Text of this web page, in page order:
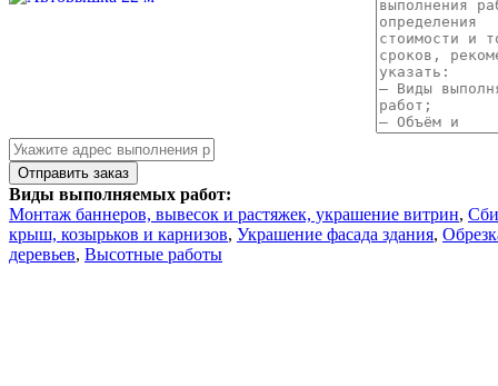
Виды выполняемых работ:
Монтаж баннеров, вывесок и растяжек, украшение витрин,
крыш, козырьков и карнизов, Украшение фасада здания,
деревьев, Высотные работы